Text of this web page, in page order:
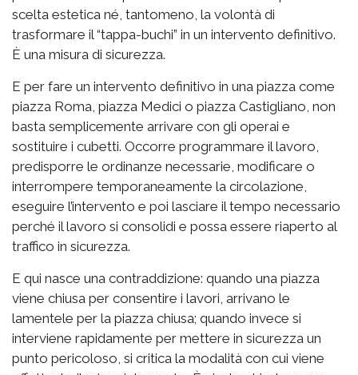
scelta estetica né, tantomeno, la volontà di
trasformare il “tappa-buchi” in un intervento definitivo.
È una misura di sicurezza.
E per fare un intervento definitivo in una piazza come
piazza Roma, piazza Medici o piazza Castigliano, non
basta semplicemente arrivare con gli operai e
sostituire i cubetti. Occorre programmare il lavoro,
predisporre le ordinanze necessarie, modificare o
interrompere temporaneamente la circolazione,
eseguire l’intervento e poi lasciare il tempo necessario
perché il lavoro si consolidi e possa essere riaperto al
traffico in sicurezza.
E qui nasce una contraddizione: quando una piazza
viene chiusa per consentire i lavori, arrivano le
lamentele per la piazza chiusa; quando invece si
interviene rapidamente per mettere in sicurezza un
punto pericoloso, si critica la modalità con cui viene